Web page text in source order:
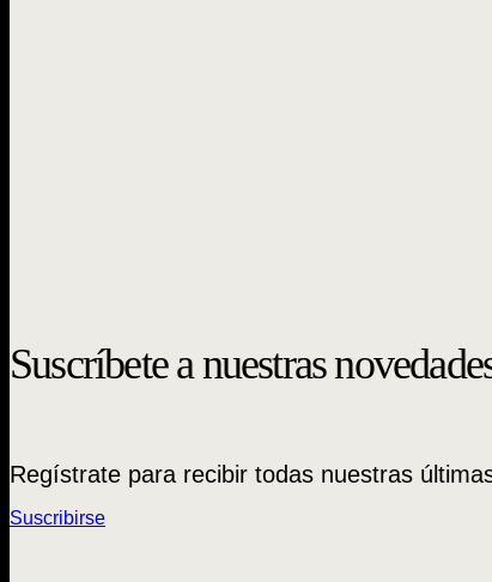
Suscríbete a nuestras
Regístrate para recibir todas nuestras
Suscribirse